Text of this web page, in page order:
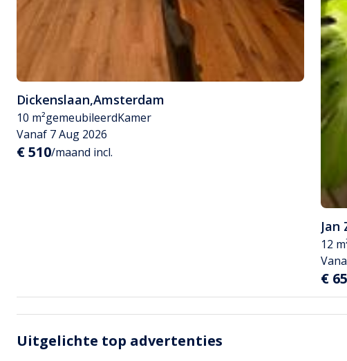
Dickenslaan,Amsterdam
10 m²gemeubileerdKamer
Vanaf 7 Aug 2026
€ 510/maand incl.
12
€
Uitgelichte top advertenties